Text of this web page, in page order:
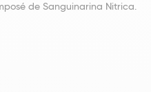
de Sanguinarina Nitrica.